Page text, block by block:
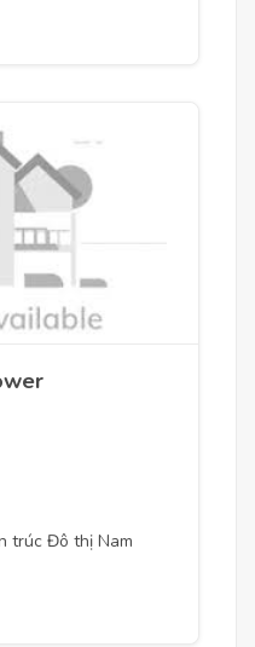
trúc Đô thị Nam